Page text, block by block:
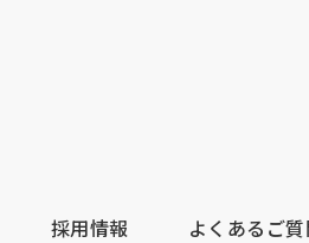
採用情報 よくあるご